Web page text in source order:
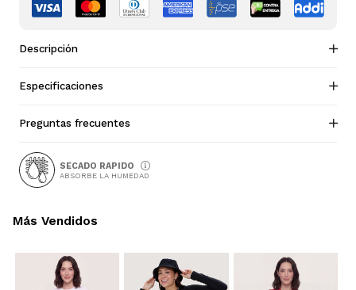
Descripción
Especificaciones
Preguntas frecuentes
SECADO RAPIDO
ABSORBE LA HUMEDAD
Más Vendidos